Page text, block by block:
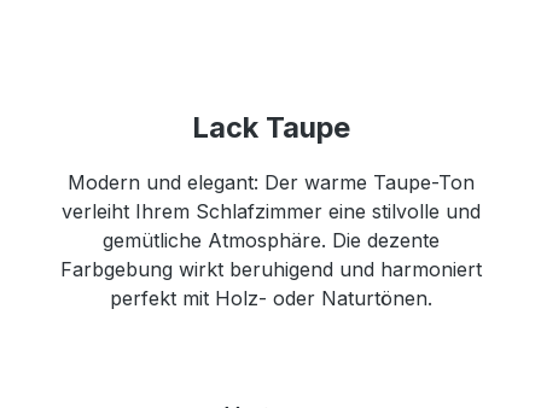
Lack Taupe
Modern und elegant: Der warme Taupe-Ton
verleiht Ihrem Schlafzimmer eine stilvolle und
gemütliche Atmosphäre. Die dezente
Farbgebung wirkt beruhigend und harmoniert
perfekt mit Holz- oder Naturtönen.